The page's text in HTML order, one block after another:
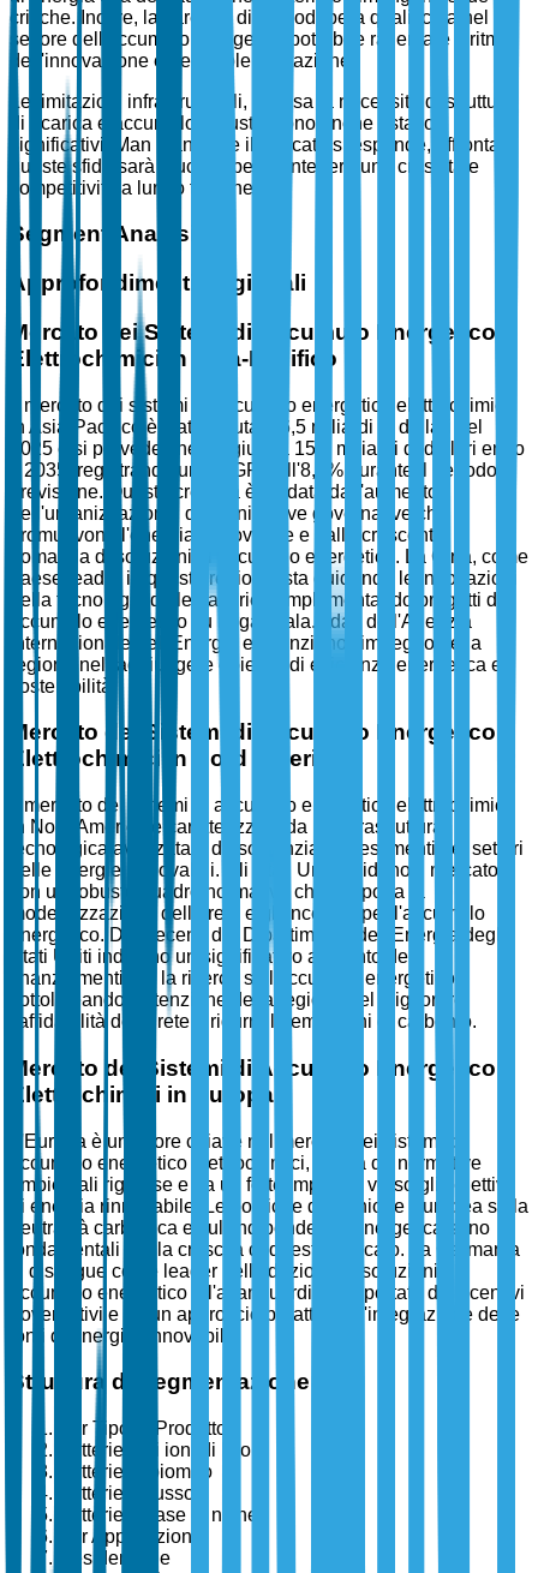
critiche. Inoltre, la carenza di manodopera qualificata nel
settore dell'accumulo energetico potrebbe rallentare il ritmo
dell'innovazione e dell'implementazione.
Le limitazioni infrastrutturali, inclusa la necessità di strutture
di ricarica e accumulo robuste, sono anche ostacoli
significativi. Man mano che il mercato si espande, affrontare
queste sfide sarà cruciale per mantenere una crescita e
competitività a lungo termine.
Segment Analysis
Approfondimenti Regionali
Mercato dei Sistemi di Accumulo Energetico
Elettrochimici in Asia-Pacifico
Il mercato dei sistemi di accumulo energetico elettrochimici
in Asia-Pacifico è stato valutato 6,5 miliardi di dollari nel
2025 e si prevede che raggiunga 15,2 miliardi di dollari entro
il 2035, registrando un CAGR dell'8,4% durante il periodo di
previsione. Questa crescita è guidata dall'aumento
dell'urbanizzazione, dalle iniziative governative che
promuovono l'energia rinnovabile e dalla crescente
domanda di soluzioni di accumulo energetico. La Cina, come
paese leader in questa regione, sta guidando le innovazioni
nella tecnologia delle batterie e implementando progetti di
accumulo energetico su larga scala. I dati dell'Agenzia
Internazionale dell'Energia evidenziano l'impegno della
regione nel raggiungere obiettivi di efficienza energetica e
sostenibilità.
Mercato dei Sistemi di Accumulo Energetico
Elettrochimici in Nord America
Il mercato dei sistemi di accumulo energetico elettrochimici
in Nord America è caratterizzato da un'infrastruttura
tecnologica avanzata e da sostanziali investimenti nei settori
delle energie rinnovabili. Gli Stati Uniti guidano il mercato
con un robusto quadro normativo che supporta la
modernizzazione della rete e gli incentivi per l'accumulo
energetico. Dati recenti del Dipartimento dell'Energia degli
Stati Uniti indicano un significativo aumento dei
finanziamenti per la ricerca sull'accumulo energetico,
sottolineando l'attenzione della regione nel migliorare
l'affidabilità della rete e ridurre le emissioni di carbonio.
Mercato dei Sistemi di Accumulo Energetico
Elettrochimici in Europa
L'Europa è un attore chiave nel mercato dei sistemi di
accumulo energetico elettrochimici, spinta da normative
ambientali rigorose e da un forte impegno verso gli obiettivi
di energia rinnovabile. Le politiche dell'Unione Europea sulla
neutralità carbonica e sull'indipendenza energetica sono
fondamentali per la crescita di questo mercato. La Germania
si distingue come leader nell'adozione di soluzioni di
accumulo energetico all'avanguardia, supportata da incentivi
governativi e da un approccio proattivo all'integrazione delle
fonti di energia rinnovabile.
Struttura di Segmentazione
Per Tipo di Prodotto
Batterie agli ioni di litio
Batterie al piombo
Batterie a flusso
Batterie a base di nichel
Per Applicazione
Residenziale